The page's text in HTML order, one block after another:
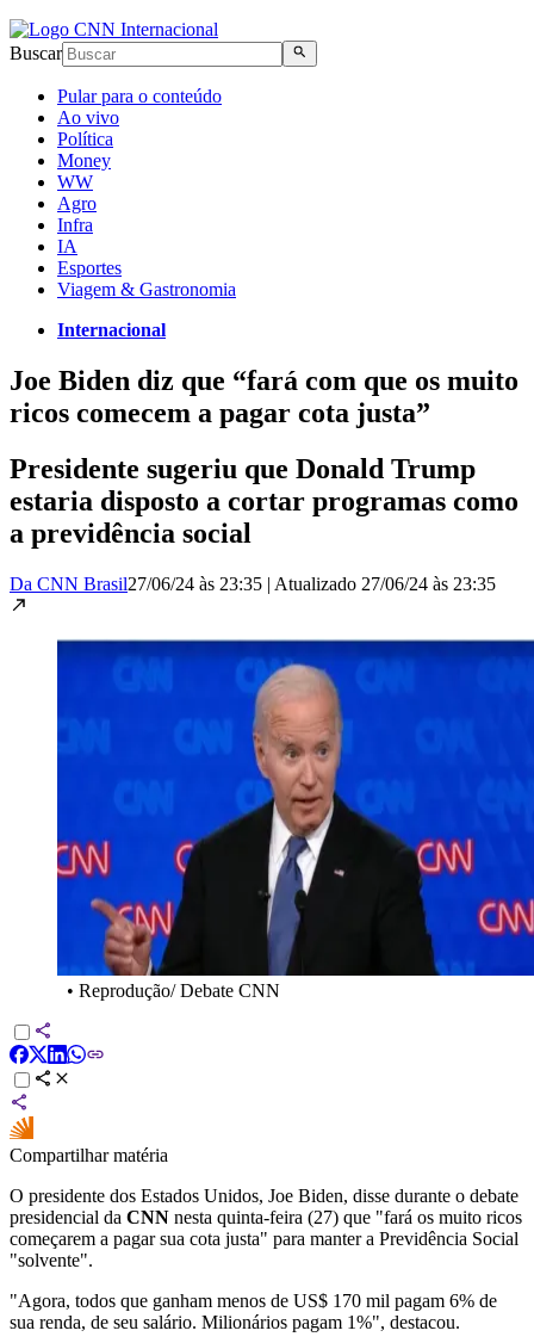
Buscar
Pular para o conteúdo
Ao vivo
Política
Money
WW
Agro
Infra
IA
Esportes
Viagem & Gastronomia
Internacional
Joe Biden diz que “fará com que os muito
ricos comecem a pagar cota justa”
Presidente sugeriu que Donald Trump
estaria disposto a cortar programas como
a previdência social
Da CNN Brasil27/06/24 às 23:35 | Atualizado 27/06/24 às 23:35
• Reprodução/ Debate CNN
Compartilhar matéria
O presidente dos Estados Unidos, Joe Biden, disse durante o debate
presidencial da CNN nesta quinta-feira (27) que "fará os muito ricos
começarem a pagar sua cota justa" para manter a Previdência Social
"solvente".
"Agora, todos que ganham menos de US$ 170 mil pagam 6% de
sua renda, de seu salário. Milionários pagam 1%", destacou.